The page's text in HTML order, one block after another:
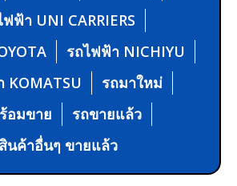
ฟฟ้า UNI CARRIERS
รถไฟฟ้า NICHIYU
KOMATSU
รถมาใหม่
อมขาย
รถขายแล้ว
สินค้าอื่นๆ ขายแล้ว